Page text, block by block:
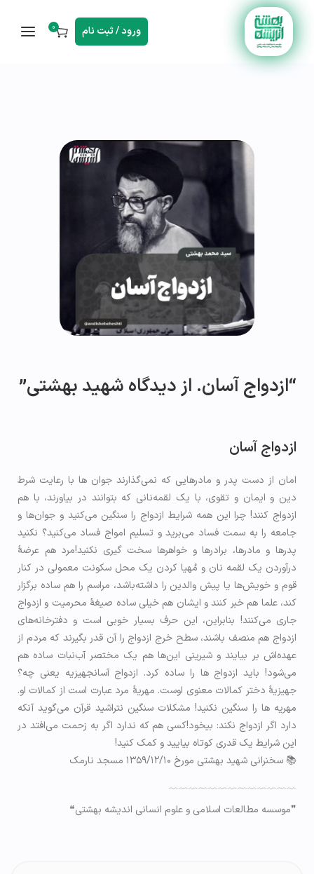
ورود / ثبت نام 0
“ازدواج آسان. از دیدگاه شهید بهشتی”
ازدواج آسان
‌امان از دست پدر و مادرهایی که نمی‌گذارند جوان‌ ها با رعایت شرط
دین و ایمان و تقوی، با یک لقمه‌نانی که بتوانند در بیاورند، با هم
ازدواج کنند! چرا این همه شرایط ازدواج را سنگین می‌کنید و جوان‌ها و
جامعه را به سمت فساد می‌برید و تسلیم امواج فساد می‌کنید؟ نکنید
پدرها و مادرها، برادرها و خواهرها سخت گیری نکنید!‌مرد هم عرضۀ
درآوردن یک لقمه نان و مُهیا کردن یک محل سکونت معمولی در کنار
قوم و خویش‌ها یا پیش والدین را داشته‌باشد، مراسم را هم ساده برگزار
کند، علما هم خبر کنند و ایشان هم خیلی ساده صیغۀ محرمیت و ازدواج
جاری می‌کنند! بنابراین، این حرف بسیار خوبی است و دفترخانه‌های
ازدواج هم منصف باشند، سطح خرج ازدواج را آن قدر بگیرند که مردم از
عهده‌اش بر بیایند و شیرینی این‌ها هم یک مختصر آب‌نبات ساده هم
می‌شود! باید ازدواج ها را ساده کرد. ازدواج آسانجهیزیه یعنی چه؟
جهیزیۀ دختر کمالات معنوی اوست. مهریۀ مرد عبارت است از کمالات او.
مهریه ها را سنگین نکنید! مشکلات سنگین نتراشید قرآن می‌گوید آنکه
دارد اگر ازدواج نکند: بیخود!کسی هم که ندارد اگر به زحمت می‌افتد در
این شرایط یک قدری کوتاه بیایید و کمک کنید!
📚 سخنرانی شهید بهشتی مورخ ۱۳۵۹/۱۲/۱۰ مسجد نارمک
﹋﹋﹋﹋﹋﹋﹋﹋﹋﹋﹋﹋﹋
❞موسسه مطالعات اسلامی و علوم انسانی اندیشه بهشتی❝